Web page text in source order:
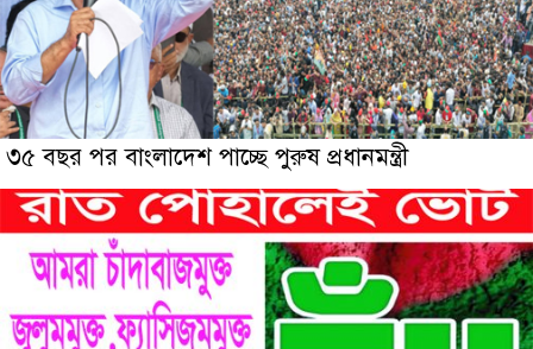
৩৫ বছর পর বাংলাদেশ পাচ্ছে পুরুষ প্রধানমন্ত্রী